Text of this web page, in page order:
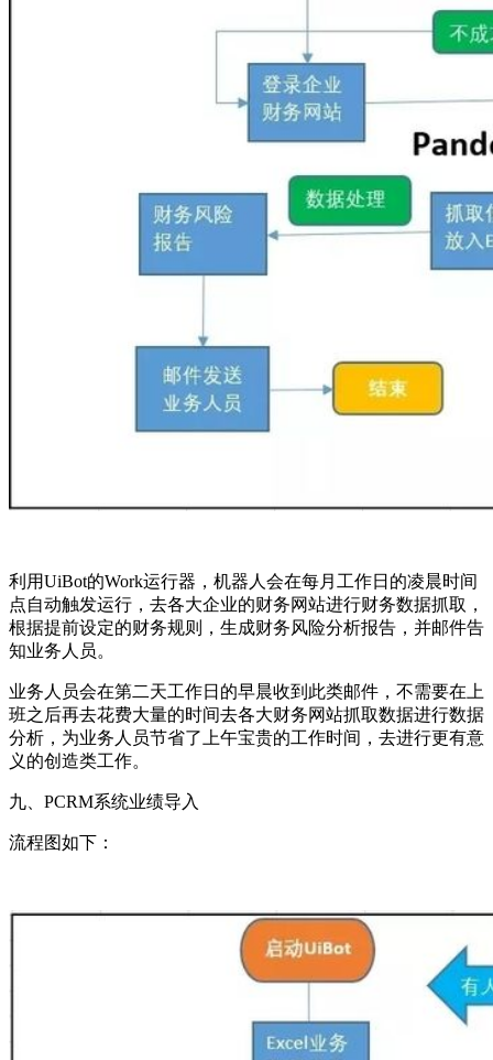
利用UiBot的Work运行器，机器人会在每月工作日的凌晨时间
点自动触发运行，去各大企业的财务网站进行财务数据抓取，
根据提前设定的财务规则，生成财务风险分析报告，并邮件告
知业务人员。
业务人员会在第二天工作日的早晨收到此类邮件，不需要在上
班之后再去花费大量的时间去各大财务网站抓取数据进行数据
分析，为业务人员节省了上午宝贵的工作时间，去进行更有意
义的创造类工作。
九、PCRM系统业绩导入
流程图如下：